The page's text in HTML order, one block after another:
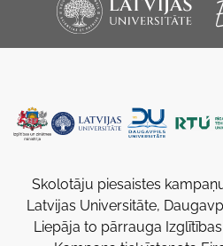
Skolotāju piesaistes
Latvijas Universitāte,
Liepāja to pārrauga